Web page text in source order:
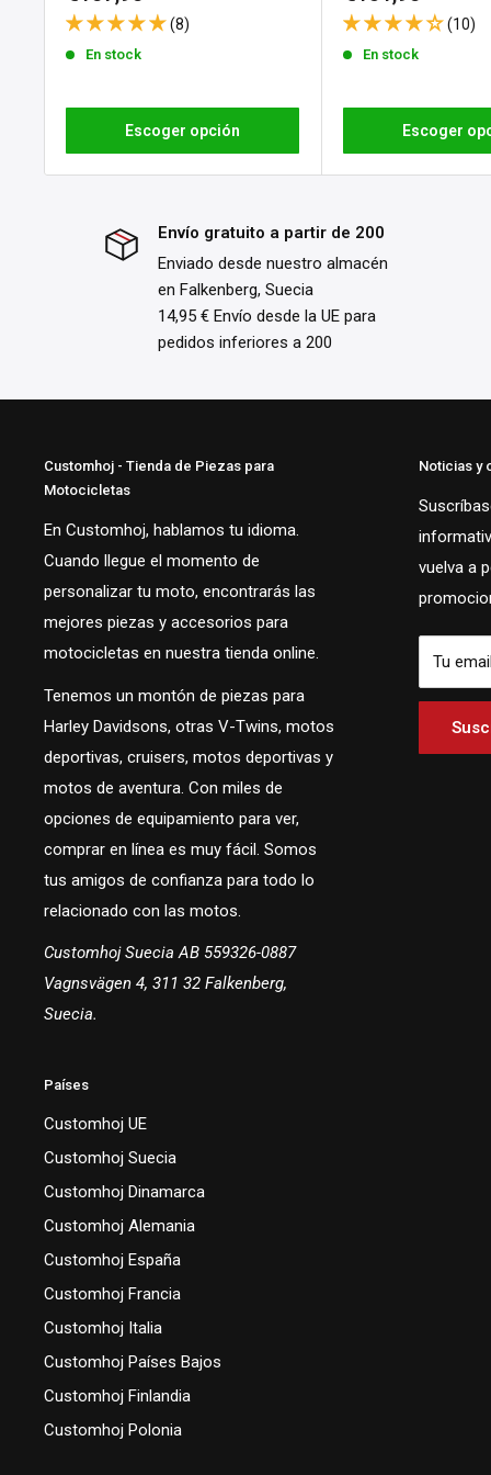
para conocer todos los detalles y condiciones.
de
venta
(8)
En stock
Escoger opción
de
venta
(10)
En stock
Escoger
Envío gratuito a partir de 200
Enviado desde nuestro almacén
en Falkenberg, Suecia
14,95 € Envío desde la UE para
pedidos inferiores a 200
Customhoj - Tienda de Piezas para
Motocicletas
En Customhoj, hablamos tu idioma.
Cuando llegue el momento de
personalizar tu moto, encontrarás las
mejores piezas y accesorios para
motocicletas en nuestra tienda online.
Tenemos un montón de piezas para
Harley Davidsons, otras V-Twins, motos
deportivas, cruisers, motos deportivas y
motos de aventura. Con miles de
opciones de equipamiento para ver,
comprar en línea es muy fácil. Somos
tus amigos de confianza para todo lo
relacionado con las motos.
Customhoj Suecia AB 559326-0887
Vagnsvägen 4, 311 32 Falkenberg,
Suecia.
Noticias y
vuelva a
Tu email
Países
Customhoj UE
Customhoj Suecia
Customhoj Dinamarca
Customhoj Alemania
Customhoj España
Customhoj Francia
Customhoj Italia
Customhoj Países Bajos
Customhoj Finlandia
Customhoj Polonia